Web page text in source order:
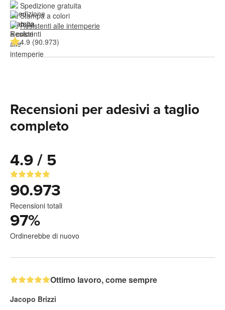
Spedizione gratuita
Stampa a colori
Resistenti alle intemperie
4.9 (90.973)
Recensioni per adesivi a taglio
completo
4.9 / 5
90.973
Recensioni totali
97%
Ordinerebbe di nuovo
Ottimo lavoro, come sempre
Jacopo Brizzi